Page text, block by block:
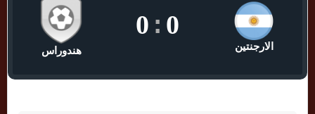
الارجنتين
0
:
0
هندوراس